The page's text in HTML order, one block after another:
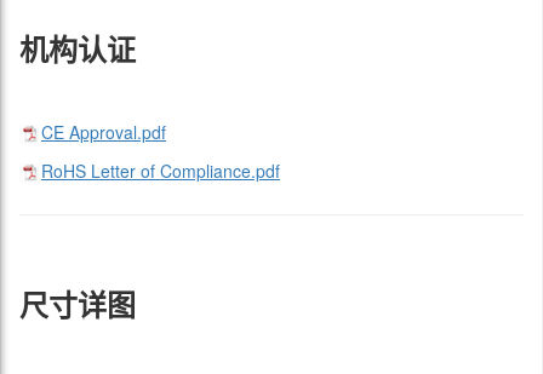
机构认证
CE Approval.pdf
RoHS Letter of Compliance.pdf
尺寸详图